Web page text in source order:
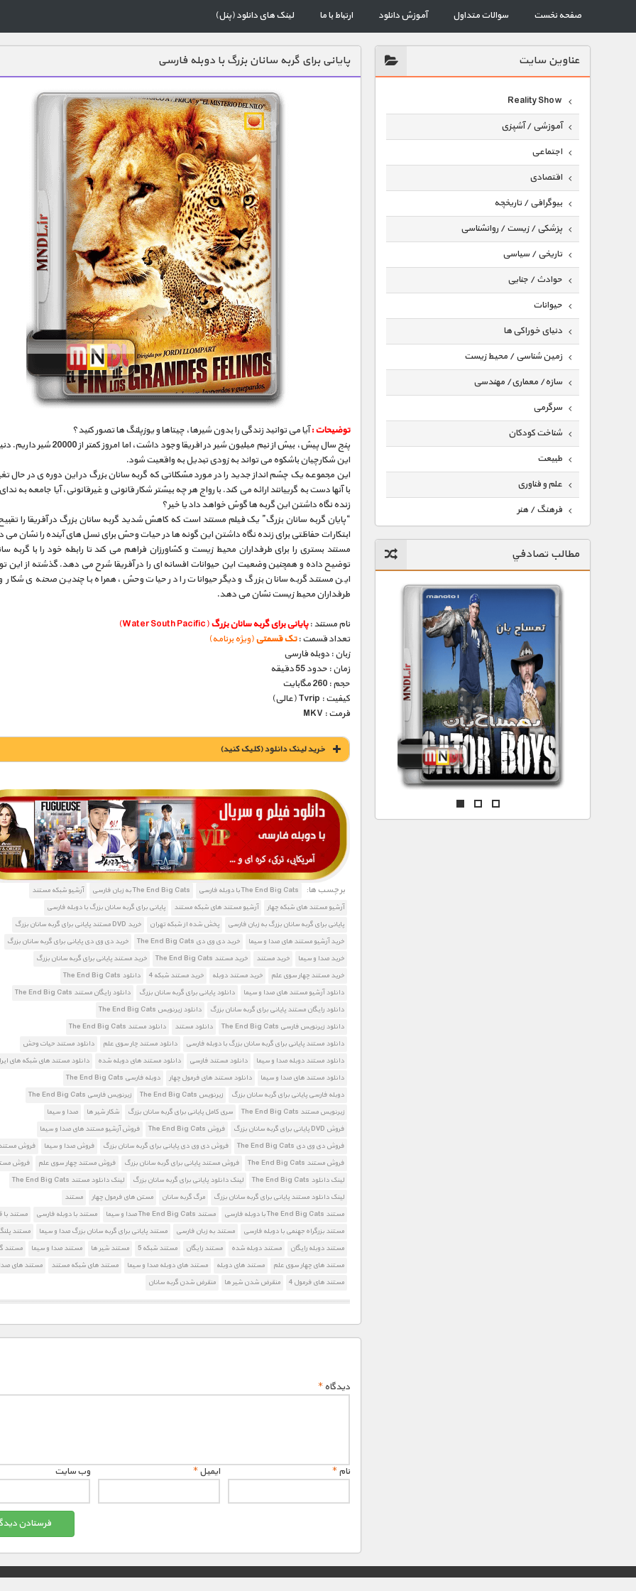
صفحه نخست سوالات متداول آموزش دانلود ارتباط با ما لینک های دانلود (پنل)
عناوين سايت
Reality Show
آموزشی / آشپزی
اجتماعی
اقتصادی
بیوگرافی / تاریخچه
پزشکی / زیست / روانشناسی
تاریخی / سیاسی
حوادث / جنایی
حیوانات
دنیای خوراکی ها
زمین شناسی / محیط زیست
سازه/ معماری/ مهندسی
سرگرمی
شناخت کودکان
طبیعت
علم و فناوری
فرهنگ / هنر
گردشگری
ماورایی
مستند های اختصاصی
مطالب تصادفي
پایانی برای گربه سانان بزرگ با دوبله فارسی
توضیحات :آیا می توانید زندگی را بدون شیرها، چیتاها و یوزپلنگ ها تصور کنید؟
پنج سال پیش، بیش از نیم میلیون شیر در افریقا وجود داشت،
این شکارچیان باشکوه می تواند به زودی تبدیل به واقعیت شود.
این مجموعه یک چشم انداز جدید را در مورد مشکلاتی که گربه سانان بزرگ در این دوره ی در حال
با آنها دست به گرییانند ارائه می کند. با رواج هر چه بیشتر شکار قانونی و غیرقانونی، آیا جامعه به
زنده نگاه داشتن این گربه ها گوش خواهد داد یا خیر؟
“پایان گربه سانان بزرگ” یک فیلم مستند است که کاهش شدید گربه سانان بزرگ در آفریقا را
ابتکارات حفاظتی برای زنده نگاه داشتن این گونه ها در حیات وحش برای نسل های آینده را نشان
مستند بستری را برای طرفداران محیط زیست و کشاورزان فراهم می کند تا رابطه خود را با گربه
توضیح داده و همچنین وضعیت این حیوانات افسانه ای را در آفریقا شرح می دهد. گذشته از این
این مستند گربه سانان بزرگ و دیگر حیوانات را در حیات وحش، همراه با چندین صحنه ی شکار و
طرفداران محیط زیست نشان می دهد.
نام مستند :پایانی برای گربه سانان بزرگ(Water South Pacific)
تعداد قسمت :تک قسمتی(ویژه برنامه)
زبان : دوبله فارسی
زمان : حدود 55 دقیقه
حجم : 260 مگابایت
کیفیت : Tvrip (عالی)
فرمت : MKV
خريد لينک دانلود (کليک کنيد)
1900 تومان – خريد لينک دانلود (افزودن به سبد خريد)
برچسب ها: The End Big Cats با دوبله فارسی The End Big Cats به زبان فارسی
آرشیو شبکه مستند
آرشیو مستند های شبکه چهار
آرشیو مستند های شبکه مستند
پایانی برای گربه سانان بزرگ با دوبله فارسی
پایانی برای گربه سانان بزرگ به زبان فارسی
پخش شده از شبکه تهران
خرید DVD مستند پایانی برای گربه سانان بزرگ
خرید آرشیو مستند های صدا و سیما
خرید دی وی دی The End Big Cats
خرید دی وی دی پایانی برای گربه سانان بزرگ
خرید صدا و سیما
خرید مستند خرید مستند The End Big Cats
خرید مستند پایانی برای گربه سانان بزرگ
خرید مستند چهار سوی علم
خرید مستند دوبله خرید مستند شبکه 4
دانلود The End Big Cats
دانلود آرشیو مستند های صدا و سیما
دانلود پایانی برای گربه سانان بزرگ
دانلود رایگان مستند The End Big Cats
دانلود رایگان مستند پایانی برای گربه سانان بزرگ
دانلود زیرنویس The End Big Cats
دانلود زیرنویس فارسی The End Big Cats
دانلود مستند
دانلود مستند The End Big Cats
دانلود مستند پایانی برای گربه سانان بزرگ با دوبله فارسی
دانلود مستند چار سوی علم
دانلود مستند حیات وحش
دانلود مستند دوبله صدا و سیما
دانلود مستند فارسی دانلود مستند های دوبله شده
دانلود مستند های شبکه های
دانلود مستند های صدا و سیما
دانلود مستند های فرمول چهار
دوبله فارسی The End Big Cats
دوبله فارسی پایانی برای گربه سانان بزرگ
زیرنویس The End Big Cats
زیرنویس فارسی The End Big Cats
زیرنویس مستند The End Big Cats
سری کامل پایانی برای گربه سانان بزرگ شکار شیر ها
صدا و سیما
فروش DVD پایانی برای گربه سانان بزرگ
فروش The End Big Cats
فروش آرشیو مستند های صدا و سیما
فروش دی وی دی The End Big Cats
فروش دی وی دی پایانی برای گربه سانان بزرگ فروش صدا و سیما
فروش
فروش مستند The End Big Cats
فروش مستند پایانی برای گربه سانان بزرگ فروش مستند چهار سوی علم
فروش
لینک دانلود The End Big Cats
لینک دانلود پایانی برای گربه سانان بزرگ
لینک دانلود مستند The End Big Cats
لینک دانلود مستند پایانی برای گربه سانان بزرگ
مرگ گربه سانان مستن های فرمول چهار
مستند
مستند The End Big Cats با دوبله فارسی
مستند The End Big Cats صدا و سیما مستند با دوبله فارسی
مستند
مستند بزرگراه جهنمی با دوبله فارسی
مستند به زبان فارسی مستند پایانی برای گربه سانان بزرگ صدا و سیما
مستند
مستند دوبله رایگان
مستند دوبله شده مستند رایگان مستند شبکه 5 مستند شیر ها مستند صدا و سیما
مستند
مستند های چهار سوی علم
مستند های دوبله مستند های دوبله صدا و سیما مستند های شبکه مستند
مستند های
مستند های فرمول 4
منقرض شدن شیر ها منقرض شدن گربه سانان
دیدگاه*
نام* ایمیل* وب‌ سایت